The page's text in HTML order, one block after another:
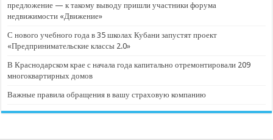
предложение — к такому выводу пришли участники форума
недвижимости «Движение»
С нового учебного года в 35 школах Кубани запустят проект
«Предпринимательские классы 2.0»
В Краснодарском крае с начала года капитально отремонтировали 209
многоквартирных домов
Важные правила обращения в вашу страховую компанию